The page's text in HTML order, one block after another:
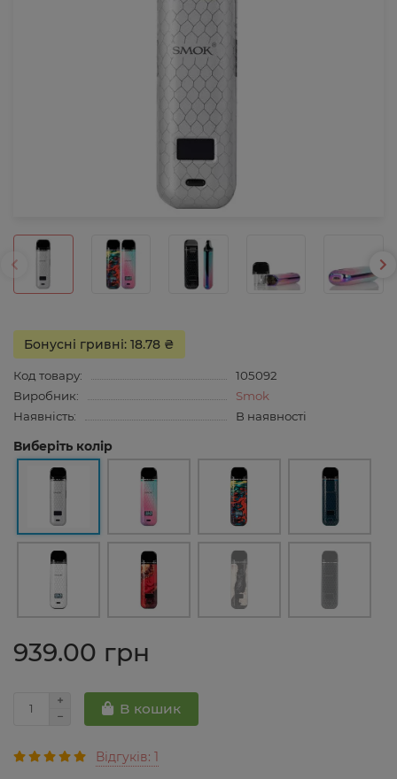
Бонусні гривні: 18.78 ₴
Код товару:
105092
Виробник:
Smok
Наявність:
В наявності
Виберіть колір
939.00 грн
В кошик
Відгуків: 1